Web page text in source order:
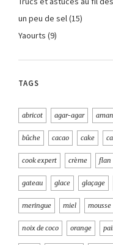
un peu de sel(15)
Yaourts (9)
TAGS
abricot agar-agar
bûche cacao cake
cook expert crème flan
gateau glace glaçage
meringue miel mousse
noix de coco orange